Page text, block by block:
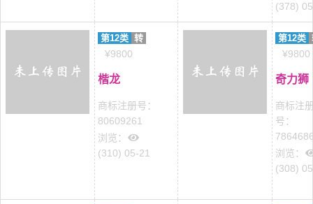
(378)
第12类 转
¥9800
楷龙
商标注册号：
80609261
浏览：
(310) 05-21
第12类
¥9800
奇力狮
商标注
号：
浏览：
(308)